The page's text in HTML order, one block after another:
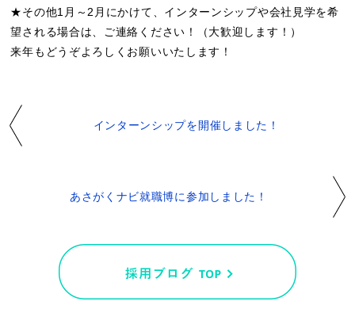
★その他1月～2月にかけて、インターンシップや会社見学を希
望される場合は、ご連絡ください！（大歓迎します！）
来年もどうぞよろしくお願いいたします！
インターンシップを開催しました！
あさがくナビ就職博に参加しました！